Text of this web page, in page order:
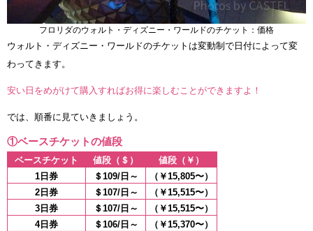
フロリダのウォルト・ディズニー・ワールドのチケット：価格
ウォルト・ディズニー・ワールドのチケットは変動制で日付によって変
わってきます。
安い日をめがけて購入すればお得に楽しむことができますよ！
では、順番に見ていきましょう。
①ベースチケットの値段
ベースチケット 値段（＄）
値段（￥）
1日券
＄109/日～
（￥15,805〜）
2日券
＄107/日～
（￥15,515〜）
3日券
＄107/日～
（￥15,515〜）
4日券
＄106/日～
（￥15,370〜）